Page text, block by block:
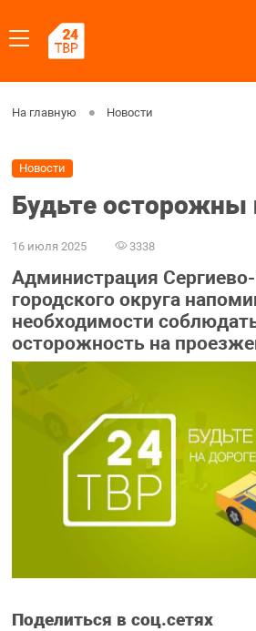
На главную Новости
Новости
Будьте осторожны
16 июля 2025 3338
Администрация
городского округа
необходимости
осторожность на
Поделиться в соц.сетях